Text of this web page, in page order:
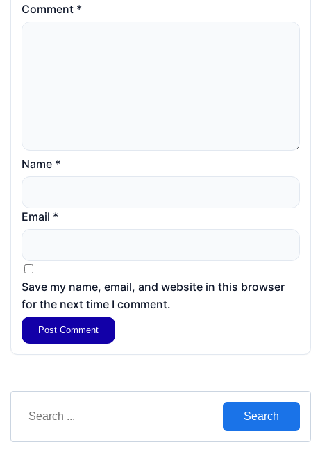
Comment *
Name *
Email *
Save my name, email, and website in this browser
for the next time I comment.
Search